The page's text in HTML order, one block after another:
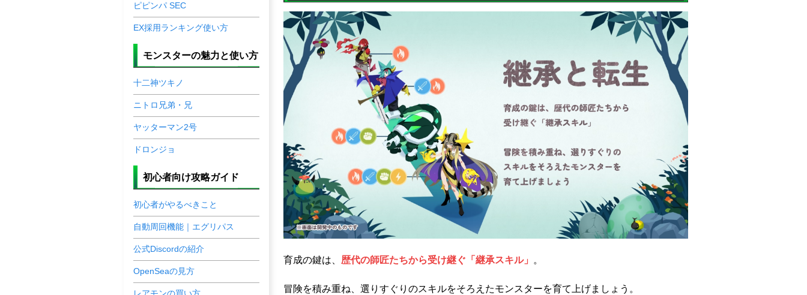
育成の鍵は、 歴代の師匠たちから受け継ぐ「継承スキル」 。
冒険を積み重ね、選りすぐりのスキルをそろえたモンスターを育て上げましょう。
ピピンパ SEC
EX採用ランキング使い方
モンスターの魅力と使い方
十二神ツキノ
ニトロ兄弟・兄
ヤッターマン2号
ドロンジョ
初心者向け攻略ガイド
初心者がやるべきこと
自動周回機能｜エグリパス
公式Discordの紹介
OpenSeaの見方